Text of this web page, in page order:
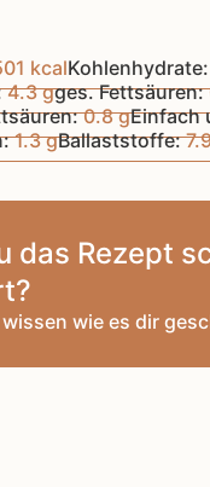
kcalKohlenhydrate:
4.3 gges. Fettsäuren:
0.8 gEinfach
1.3 gBallaststoffe:
das Rezept
wie es dir